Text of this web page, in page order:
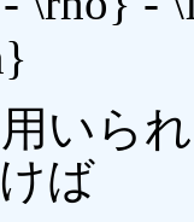
いら
ば